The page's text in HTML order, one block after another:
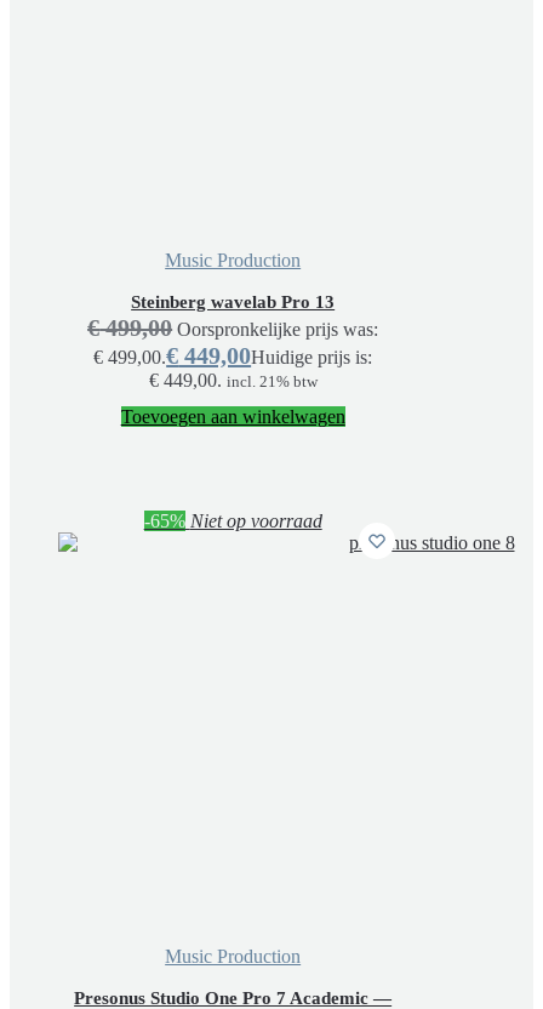
Music Production
Steinberg wavelab Pro 13
€499,00 Oorspronkelijke prijs was:
€ 499,00.€ 449,00Huidige prijs is:
€ 449,00. incl. 21% btw
Toevoegen aan winkelwagen
-65% Niet op voorraad
Music Production
Presonus Studio One Pro 7 Academic —